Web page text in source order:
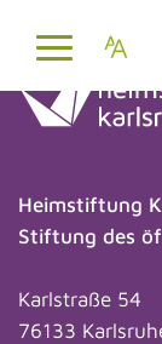
Heimstiftung
Stiftung des
Karlstraße 54
76133